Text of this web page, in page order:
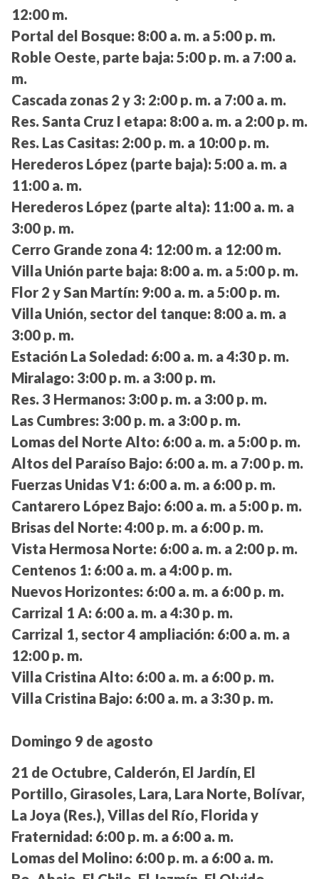
12:00 m.
Portal del Bosque: 8:00 a. m. a 5:00 p. m.
Roble Oeste, parte baja: 5:00 p. m. a 7:00 a.
m.
Cascada zonas 2 y 3: 2:00 p. m. a 7:00 a. m.
Res. Santa Cruz I etapa: 8:00 a. m. a 2:00 p. m.
Res. Las Casitas: 2:00 p. m. a 10:00 p. m.
Herederos López (parte baja): 5:00 a. m. a
11:00 a. m.
Herederos López (parte alta): 11:00 a. m. a
3:00 p. m.
Cerro Grande zona 4: 12:00 m. a 12:00 m.
Villa Unión parte baja: 8:00 a. m. a 5:00 p. m.
Flor 2 y San Martín: 9:00 a. m. a 5:00 p. m.
Villa Unión, sector del tanque: 8:00 a. m. a
3:00 p. m.
Estación La Soledad: 6:00 a. m. a 4:30 p. m.
Miralago: 3:00 p. m. a 3:00 p. m.
Res. 3 Hermanos: 3:00 p. m. a 3:00 p. m.
Las Cumbres: 3:00 p. m. a 3:00 p. m.
Lomas del Norte Alto: 6:00 a. m. a 5:00 p. m.
Altos del Paraíso Bajo: 6:00 a. m. a 7:00 p. m.
Fuerzas Unidas V1: 6:00 a. m. a 6:00 p. m.
Cantarero López Bajo: 6:00 a. m. a 5:00 p. m.
Brisas del Norte: 4:00 p. m. a 6:00 p. m.
Vista Hermosa Norte: 6:00 a. m. a 2:00 p. m.
Centenos 1: 6:00 a. m. a 4:00 p. m.
Nuevos Horizontes: 6:00 a. m. a 6:00 p. m.
Carrizal 1 A: 6:00 a. m. a 4:30 p. m.
Carrizal 1, sector 4 ampliación: 6:00 a. m. a
12:00 p. m.
Villa Cristina Alto: 6:00 a. m. a 6:00 p. m.
Villa Cristina Bajo: 6:00 a. m. a 3:30 p. m.
Domingo 9 de agosto
21 de Octubre, Calderón, El Jardín, El
Portillo, Girasoles, Lara, Lara Norte, Bolívar,
La Joya (Res.), Villas del Río, Florida y
Fraternidad: 6:00 p. m. a 6:00 a. m.
Lomas del Molino: 6:00 p. m. a 6:00 a. m.